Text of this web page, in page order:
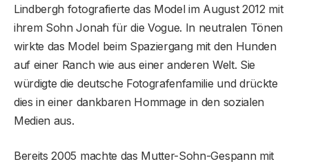
Lindbergh fotografierte das Model im August 2012 mit
ihrem Sohn Jonah für die Vogue. In neutralen Tönen
wirkte das Model beim Spaziergang mit den Hunden
auf einer Ranch wie aus einer anderen Welt. Sie
würdigte die deutsche Fotografenfamilie und drückte
dies in einer dankbaren Hommage in den sozialen
Medien aus.
Bereits 2005 machte das Mutter-Sohn-Gespann mit